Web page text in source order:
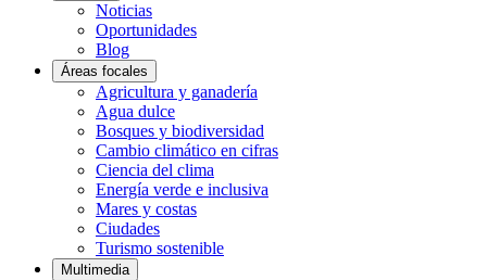
Noticias
Oportunidades
Blog
Áreas focales
Agricultura y ganadería
Agua dulce
Bosques y biodiversidad
Cambio climático en cifras
Ciencia del clima
Energía verde e inclusiva
Mares y costas
Ciudades
Turismo sostenible
Multimedia